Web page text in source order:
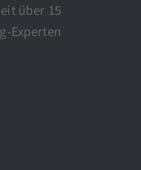
über 15
Experten